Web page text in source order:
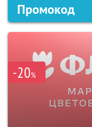
Промокод
-20%